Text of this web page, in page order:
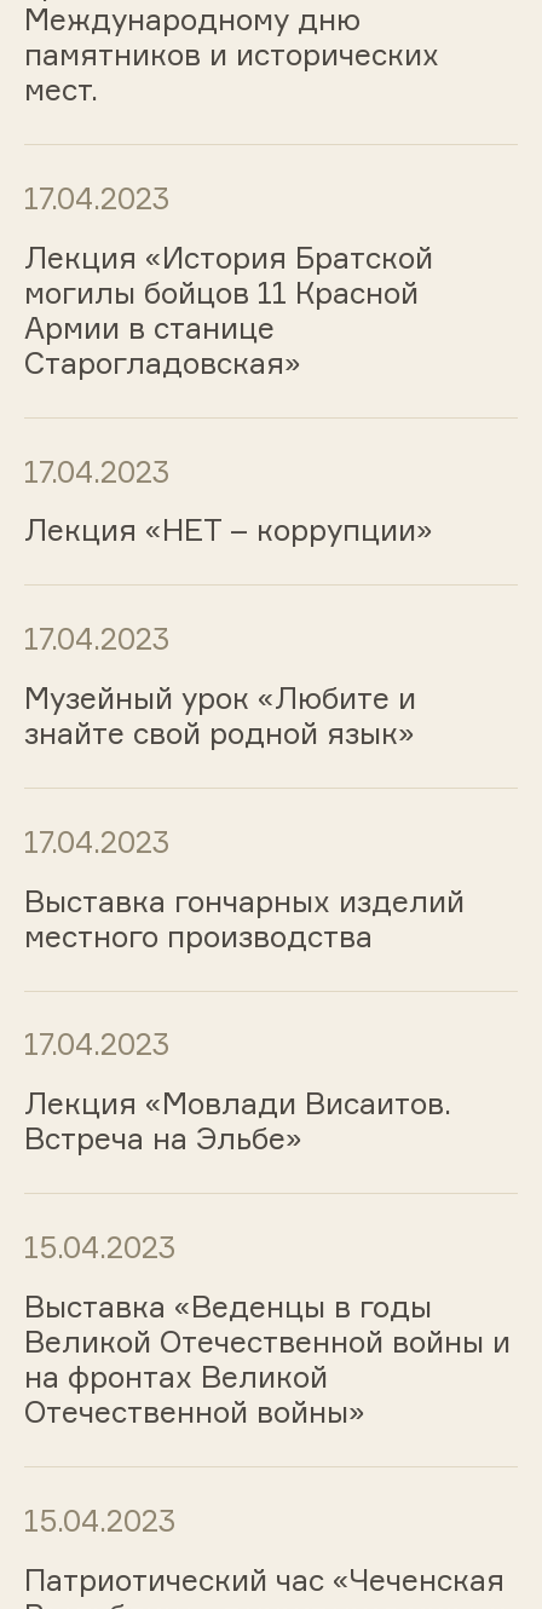
Международному дню
памятников и исторических
мест.
17.04.2023
Лекция «История Братской
могилы бойцов 11 Красной
Армии в станице
Старогладовская»
17.04.2023
Лекция «НЕТ – коррупции»
17.04.2023
Музейный урок «Любите и
знайте свой родной язык»
17.04.2023
Выставка гончарных изделий
местного производства
17.04.2023
Лекция «Мовлади Висаитов.
Встреча на Эльбе»
15.04.2023
Выставка «Веденцы в годы
Великой Отечественной войны и
на фронтах Великой
Отечественной войны»
15.04.2023
Патриотический час «Чеченская